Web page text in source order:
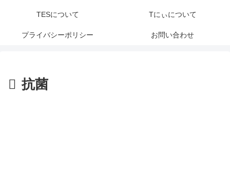
TESについて Tにぃについて
プライバシーポリシー お問い合わせ
抗菌